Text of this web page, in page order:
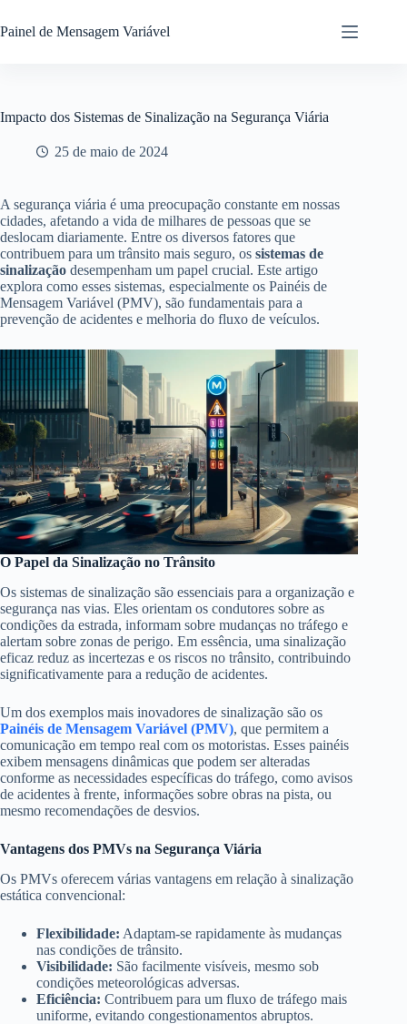
Painel de Mensagem Variável
Impacto dos Sistemas de Sinalização na Segurança Viária
25 de maio de 2024
A segurança viária é uma preocupação constante em nossas
cidades, afetando a vida de milhares de pessoas que se
deslocam diariamente. Entre os diversos fatores que
contribuem para um trânsito mais seguro, os sistemas de
sinalização desempenham um papel crucial. Este artigo
explora como esses sistemas, especialmente os Painéis de
Mensagem Variável (PMV), são fundamentais para a
prevenção de acidentes e melhoria do fluxo de veículos.
O Papel da Sinalização no Trânsito
Os sistemas de sinalização são essenciais para a organização e
segurança nas vias. Eles orientam os condutores sobre as
condições da estrada, informam sobre mudanças no tráfego e
alertam sobre zonas de perigo. Em essência, uma sinalização
eficaz reduz as incertezas e os riscos no trânsito, contribuindo
significativamente para a redução de acidentes.
Um dos exemplos mais inovadores de sinalização são os
Painéis de Mensagem Variável (PMV), que permitem a
comunicação em tempo real com os motoristas. Esses painéis
exibem mensagens dinâmicas que podem ser alteradas
conforme as necessidades específicas do tráfego, como avisos
de acidentes à frente, informações sobre obras na pista, ou
mesmo recomendações de desvios.
Vantagens dos PMVs na Segurança Viária
Os PMVs oferecem várias vantagens em relação à sinalização
estática convencional:
Flexibilidade: Adaptam-se rapidamente às mudanças
nas condições de trânsito.
Visibilidade: São facilmente visíveis, mesmo sob
condições meteorológicas adversas.
Eficiência: Contribuem para um fluxo de tráfego mais
uniforme, evitando congestionamentos abruptos.